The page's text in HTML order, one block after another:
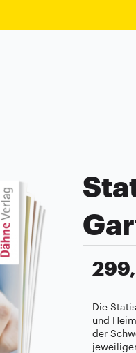
Die
und
der